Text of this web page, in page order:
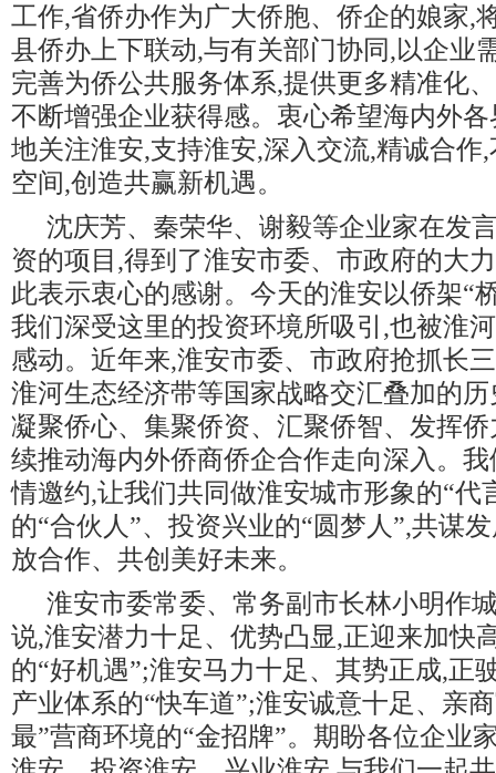
工作,省侨办作为广大侨胞、侨企的娘家,
县侨办上下联动,与有关部门协同,以企业
完善为侨公共服务体系,提供更多精准化
不断增强企业获得感。衷心希望海内外
地关注淮安,支持淮安,深入交流,精诚合作
空间,创造共赢新机遇。
沈庆芳、秦荣华、谢毅等企业家在发
资的项目,得到了淮安市委、市政府的大
此表示衷心的感谢。今天的淮安以侨架“
我们深受这里的投资环境所吸引,也被淮
感动。近年来,淮安市委、市政府抢抓长
淮河生态经济带等国家战略交汇叠加的
凝聚侨心、集聚侨资、汇聚侨智、发挥
续推动海内外侨商侨企合作走向深入。
情邀约,让我们共同做淮安城市形象的“代
的“合伙人”、投资兴业的“圆梦人”,共谋
放合作、共创美好未来。
淮安市委常委、常务副市长林小明作
说,淮安潜力十足、优势凸显,正迎来加快
的“好机遇”;淮安马力十足、其势正成,正
产业体系的“快车道”;淮安诚意十足、亲
最”营商环境的“金招牌”。期盼各位企业